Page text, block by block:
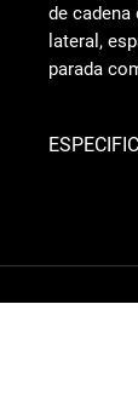
de cadena
lateral,
parada
Nivel de